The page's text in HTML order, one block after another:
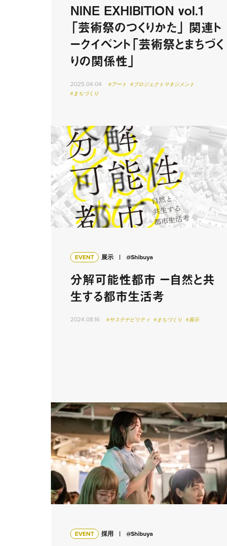
NINE EXHIBITION vol.1
「芸術祭のつくりかた」 関連ト
ークイベント「芸術祭とまちづく
りの関係性」
2025.04.04 #アート
#プロジェクトマネジメント
#まちづくり
EVENT 展示 @Shibuya
分解可能性都市 ー自然と共
生する都市生活考
2024.08.16 #サステナビリティ #まちづくり #展示
EVENT 採用 @Shibuya